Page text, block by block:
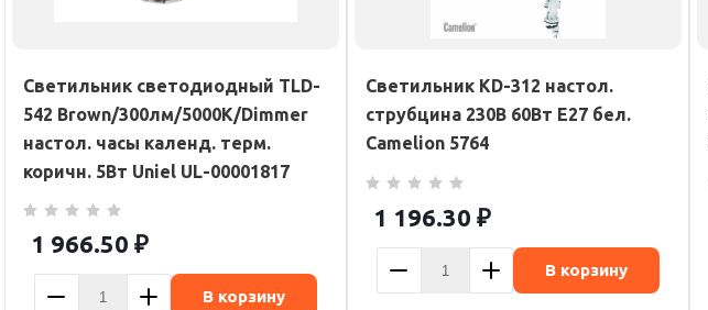
Светильник светодиодный TLD-
542 Brown/300лм/5000К/Dimmer
настол. часы календ. терм.
коричн. 5Вт Uniel UL-00001817
1 966.50 ₽
В корзину
Светильник KD-312 настол.
струбцина 230В 60Вт E27 бел.
Camelion 5764
1 196.30 ₽
В корзину